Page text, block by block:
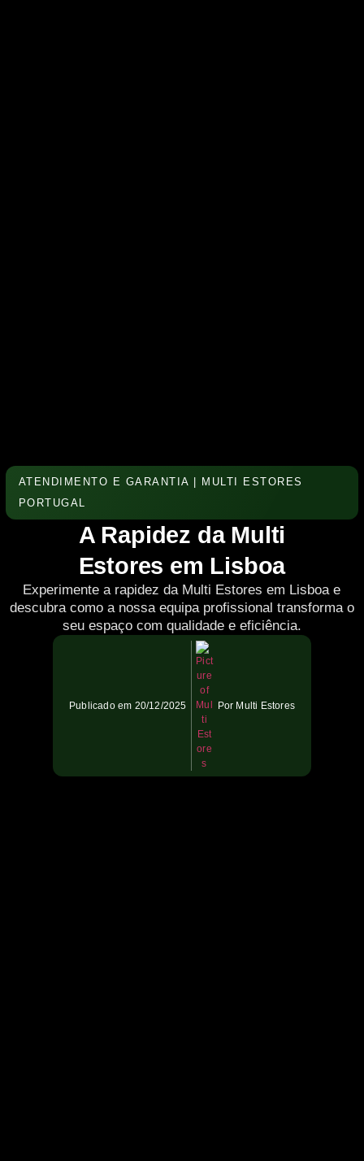
ATENDIMENTO E GARANTIA | MULTI ESTORES
PORTUGAL
A Rapidez da Multi
Estores em Lisboa
Experimente a rapidez da Multi Estores em Lisboa e
descubra como a nossa equipa profissional transforma o
seu espaço com qualidade e eficiência.
Publicado em 20/12/2025 Por Multi Estores